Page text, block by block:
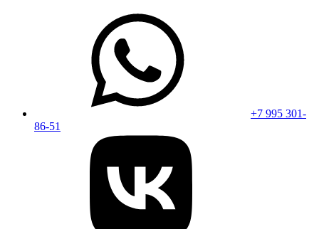
+7 995 301-
86-51